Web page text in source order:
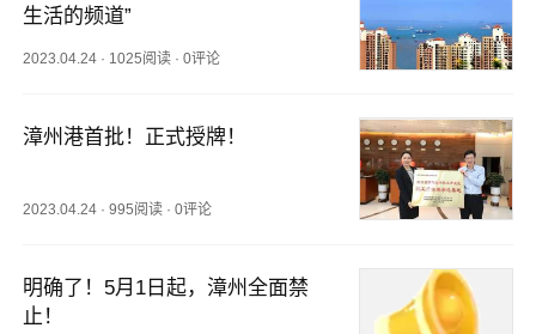
生活的频道”
2023.04.24 · 1025阅读 ·0评论
漳州港首批！正式授牌！
2023.04.24 ·995阅读 ·0评论
明确了！5月1日起，漳州全面禁
止！